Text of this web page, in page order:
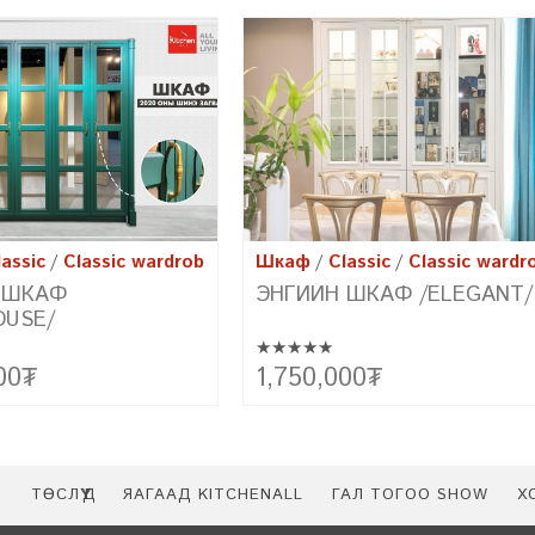
Classic wardrobe
/ELEGANT/
будган материал бүхий
сонгодог хэв маяг,
₮
Шкаф Classic Classic
ЭНГИЙН ШКАФ /RUSTIC/
Элсний долгио мэт иржгэр хаалгууд, E1
зэрэглэлийн хавтан /Дотор хэрэглээнд
1,200,000₮
★★★★★
ТӨСЛҮҮД ЯАГААД KITCHENALL ГАЛ ТОГОО SHOW